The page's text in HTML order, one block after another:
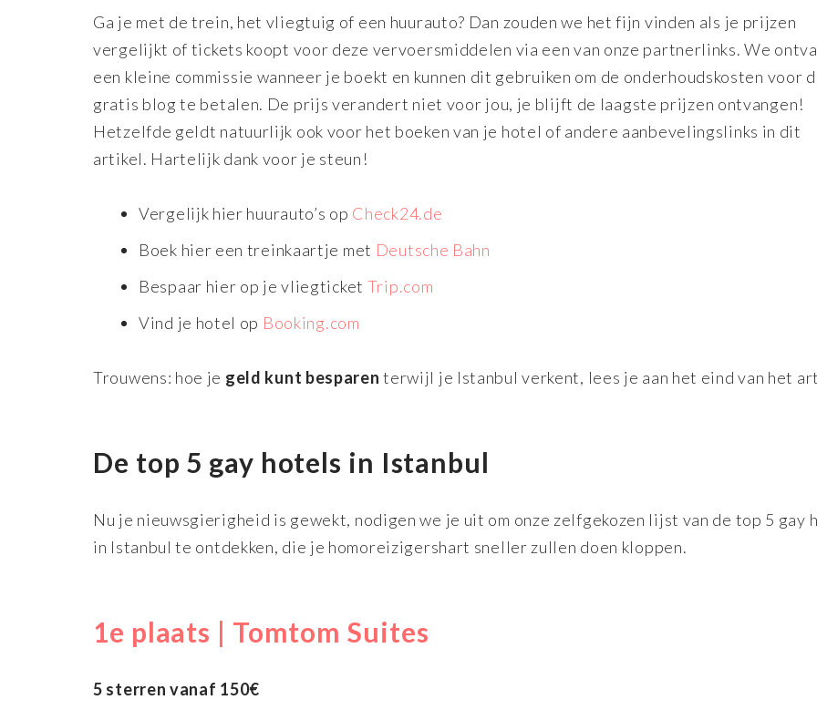
Ga je met de trein, het vliegtuig of een huurauto? Dan zouden we het fijn vinden als je prijzen
vergelijkt of tickets koopt voor deze vervoersmiddelen via een van onze partnerlinks. We
een kleine commissie wanneer je boekt en kunnen dit gebruiken om de onderhoudskosten voor
gratis blog te betalen. De prijs verandert niet voor jou, je blijft de laagste prijzen ontvangen!
Hetzelfde geldt natuurlijk ook voor het boeken van je hotel of andere aanbevelingslinks in dit
artikel. Hartelijk dank voor je steun!
Vergelijk hier huurauto’s op Check24.de
Boek hier een treinkaartje met Deutsche Bahn
Bespaar hier op je vliegticket Trip.com
Vind je hotel op Booking.com
Trouwens: hoe je geld kunt besparen terwijl je Istanbul verkent, lees je aan het eind van het
De top 5 gay hotels in Istanbul
Nu je nieuwsgierigheid is gewekt, nodigen we je uit om onze zelfgekozen lijst van de top 5 gay
in Istanbul te ontdekken, die je homoreizigershart sneller zullen doen kloppen.
1e plaats | Tomtom Suites
5 sterren vanaf 150€